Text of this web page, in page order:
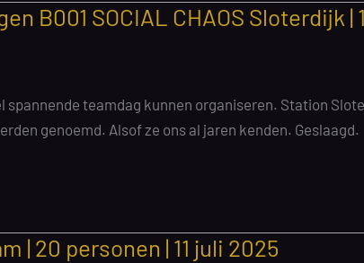
B001 SOCIAL CHAOS Sloterdijk
teamdag kunnen organiseren. Station
genoemd. Alsof ze ons al jaren kenden. Geslaagd.
| 20 personen | 11 juli 2025